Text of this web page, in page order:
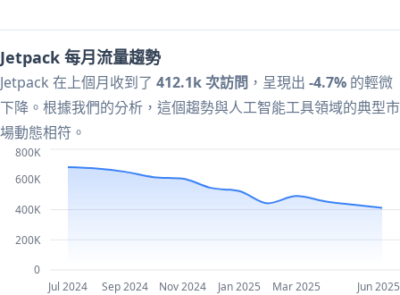
Jetpack 每月流量趨勢
Jetpack 在上個月收到了 412.1k 次訪問 ，呈現出 -4.7% 的輕微
下降。根據我們的分析，這個趨勢與人工智能工具領域的典型市
場動態相符。
Jul 2024 Sep 2024 Nov 2024 Jan 2025 Mar 2025 Jun 2025
0
200K
400K
600K
800K